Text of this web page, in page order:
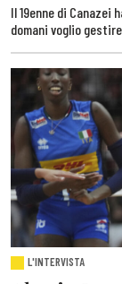
Il 19enne di Canazei
domani voglio
L'INTERVISTA